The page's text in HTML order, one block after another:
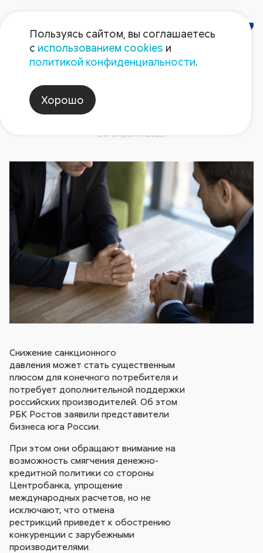
Неоднозначное благо:
производители Юга о
возможной отмене санкций
30 апреля 2025
Снижение санкционного
давления может стать существенным
плюсом для конечного потребителя и
потребует дополнительной поддержки
российских производителей. Об этом
РБК Ростов заявили представители
бизнеса юга России.
При этом они обращают внимание на
возможность смягчения денежно-
кредитной политики со стороны
Центробанка, упрощение
международных расчетов, но не
исключают, что отмена
рестрикций приведет к обострению
конкуренции с зарубежными
производителями.
Пользуясь сайтом, вы соглашаетесь
с использованием cookies и
политикой конфиденциальности.
Хорошо